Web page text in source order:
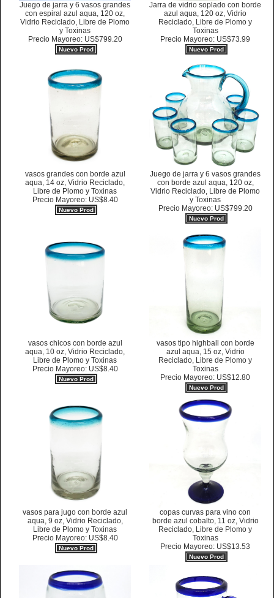
Juego de jarra y 6 vasos grandes
con espiral azul aqua, 120 oz,
Vidrio Reciclado, Libre de Plomo
y Toxinas
Precio Mayoreo: US$799.20
Nuevo Prod
Jarra de vidrio soplado con borde
azul aqua, 120 oz, Vidrio
Reciclado, Libre de Plomo y
Toxinas
Precio Mayoreo: US$73.99
Nuevo Prod
vasos grandes con borde azul
aqua, 14 oz, Vidrio Reciclado,
Libre de Plomo y Toxinas
Precio Mayoreo: US$8.40
Nuevo Prod
Juego de jarra y 6 vasos grandes
con borde azul aqua, 120 oz,
Vidrio Reciclado, Libre de Plomo
y Toxinas
Precio Mayoreo: US$799.20
Nuevo Prod
vasos chicos con borde azul
aqua, 10 oz, Vidrio Reciclado,
Libre de Plomo y Toxinas
Precio Mayoreo: US$8.40
Nuevo Prod
vasos tipo highball con borde
azul aqua, 15 oz, Vidrio
Reciclado, Libre de Plomo y
Toxinas
Precio Mayoreo: US$12.80
Nuevo Prod
vasos para jugo con borde azul
aqua, 9 oz, Vidrio Reciclado,
Libre de Plomo y Toxinas
Precio Mayoreo: US$8.40
Nuevo Prod
copas curvas para vino con
borde azul cobalto, 11 oz, Vidrio
Reciclado, Libre de Plomo y
Toxinas
Precio Mayoreo: US$13.53
Nuevo Prod